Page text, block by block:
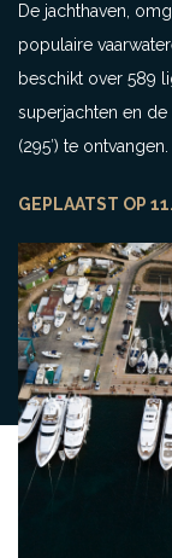
De jachthaven,
populaire
beschikt over 589
superjachten en
(295′) te ontvangen.
GEPLAATST OP